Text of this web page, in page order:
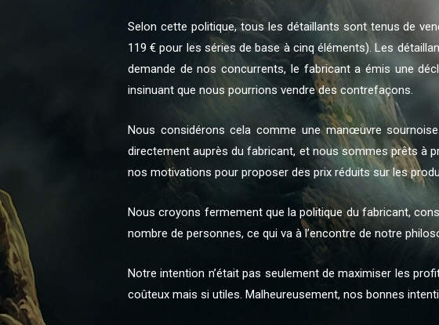
Selon cette politique, tous les détaillants sont tenus de
119 € pour les séries de base à cinq éléments). Les
demande de nos concurrents, le fabricant a émis une
insinuant que nous pourrions vendre des contrefaçons.
Nous considérons cela comme une manœuvre
directement auprès du fabricant, et nous sommes prêts à
nos motivations pour proposer des prix réduits sur les
Nous croyons fermement que la politique du fabricant,
nombre de personnes, ce qui va à l’encontre de notre
Notre intention n’était pas seulement de maximiser les
coûteux mais si utiles. Malheureusement, nos bonnes